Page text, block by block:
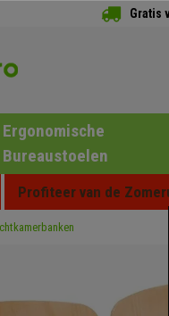
Gratis
Ergonomische
Bureaustoelen
Profiteer van de